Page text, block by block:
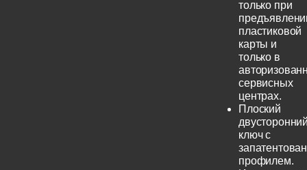
только при
пластиковой
карты и
только в
сервисных
центрах.
Плоский
ключ с
профилем.